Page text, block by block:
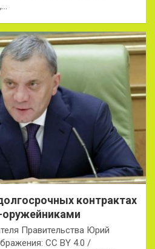
контрактах
оружейниками
Правительства Юрий
CC BY 4.0 /